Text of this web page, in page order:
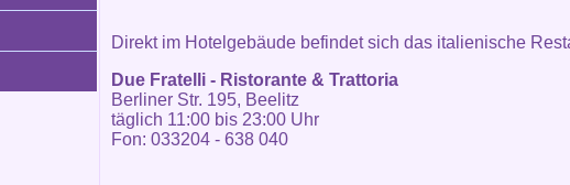
Direkt im Hotelgebäude befindet sich das italienische
Due Fratelli - Ristorante & Trattoria
Berliner Str. 195, Beelitz
täglich 11:00 bis 23:00 Uhr
Fon: 033204 - 638 040